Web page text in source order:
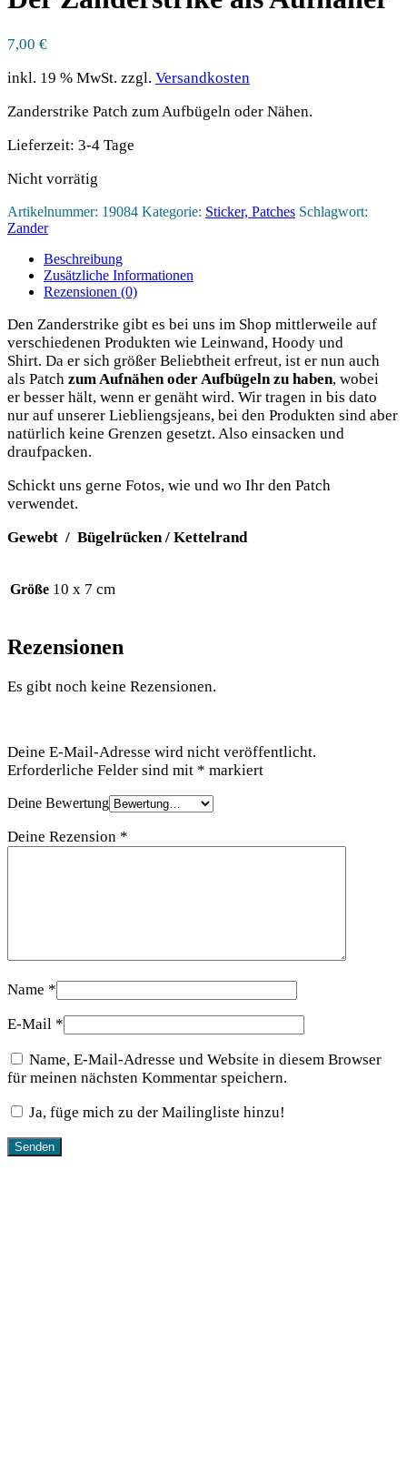
7,00 €
inkl. 19 % MwSt. zzgl. Versandkosten
Zanderstrike Patch zum Aufbügeln oder Nähen.
Lieferzeit: 3-4 Tage
Nicht vorrätig
Artikelnummer: 19084 Kategorie: Sticker, Patches Schlagwort:
Zander
Beschreibung
Zusätzliche Informationen
Rezensionen (0)
Den Zan­derstrike gibt es bei uns im Shop mitt­ler­wei­le auf
ver­schie­de­nen Pro­duk­ten wie Lein­wand, Hoo­dy und
Shirt. Da er sich grö­ßer Beliebt­heit erfreut, ist er nun auch
als Patch zum Auf­nä­hen oder Auf­bü­gelnzu haben, wobei
er bes­ser hält, wenn er genäht wird. Wir tra­gen in bis dato
nur auf unse­rer Liebli­engs­jeans, bei den Pro­duk­ten sind aber
natür­lich kei­ne Gren­zen gesetzt. Also ein­sa­cken und
draufpacken.
Schickt uns ger­ne Fotos, wie und wo Ihr den Patch
verwendet.
Gewebt / Bügel­rü­cken / Kettelrand
Größe 10 x 7 cm
Rezensionen
Es gibt noch keine Rezensionen.
Deine E-Mail-Adresse wird nicht veröffentlicht.
Erforderliche Felder sind mit * markiert
Deine Bewertung
Deine Rezension *
Name *
E-Mail *
Name, E-Mail-Adresse und Website in diesem Browser
für meinen nächsten Kommentar speichern.
Ja, füge mich zu der Mailingliste hinzu!